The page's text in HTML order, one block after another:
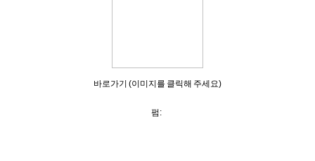
바로가기 (이미지를 클릭해 주세요)
펌: